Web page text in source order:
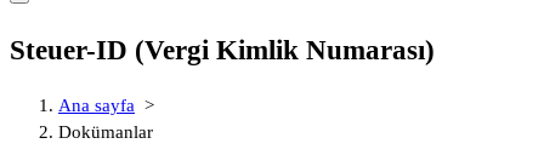
Steuer-ID (Vergi Kimlik Numarası)
Ana sayfa >
Dokümanlar